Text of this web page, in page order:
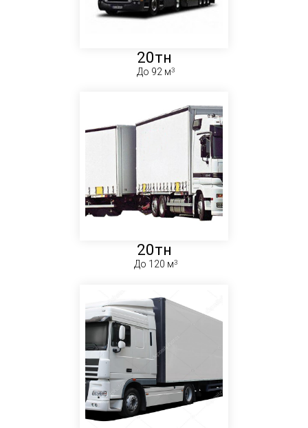
20тн
До 92 м
20тн
До 120 м